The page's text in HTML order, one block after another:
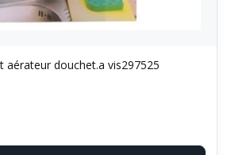
aérateur douchet.a vis297525